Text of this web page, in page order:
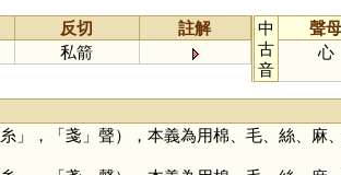
反切
註解
私箭
中
古
音
聲母
心
糸」，「戔 」聲），本義為用棉、毛、絲、麻